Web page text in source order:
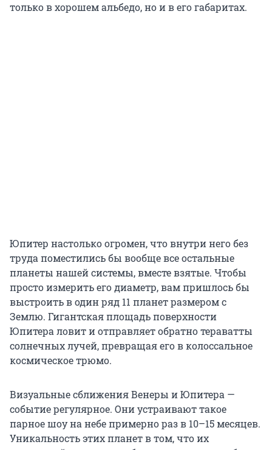
только в хорошем альбедо, но и в его габаритах.
Юпитер настолько огромен, что внутри него без
труда поместились бы вообще все остальные
планеты нашей системы, вместе взятые. Чтобы
просто измерить его диаметр, вам пришлось бы
выстроить в один ряд 11 планет размером с
Землю. Гигантская площадь поверхности
Юпитера ловит и отправляет обратно тераватты
солнечных лучей, превращая его в колоссальное
космическое трюмо.
Визуальные сближения Венеры и Юпитера —
событие регулярное. Они устраивают такое
парное шоу на небе примерно раз в 10–15 месяцев.
Уникальность этих планет в том, что их